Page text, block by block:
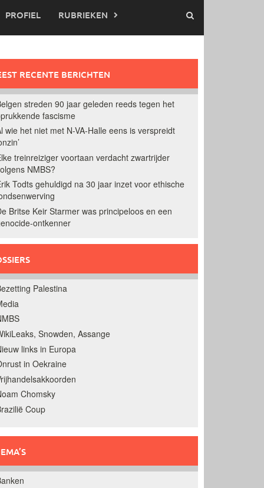
PROFIEL RUBRIEKEN
RECENTE BERICHTEN
streden 90 jaar geleden reeds tegen het
fascisme
wie het niet met N-VA-Halle eens is verspreidt
treinreiziger voortaan verdacht zwartrijder
NMBS?
Todts gehuldigd na 30 jaar inzet voor ethische
Britse Keir Starmer was principeloos en een
ontkenner
Palestina
Snowden, Assange
links in Europa
in Oekraine
Chomsky
Coup